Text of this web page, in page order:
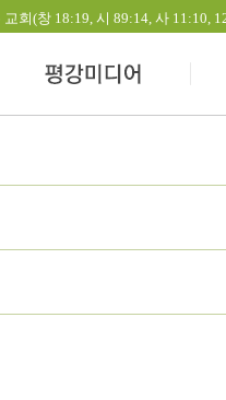
회(창 18:19, 시 89:14, 사 11:10,